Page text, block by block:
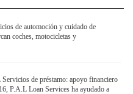
de automoción y cuidado de
coches, motocicletas y
de préstamo: apoyo financiero
P.A.L Loan Services ha ayudado a